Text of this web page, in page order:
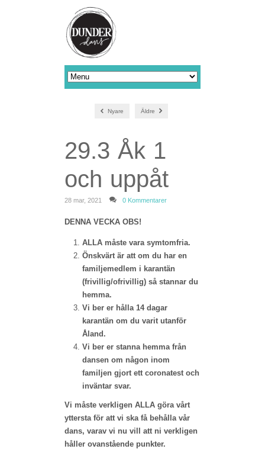
Nyare Äldre
29.3 Åk 1
och uppåt
28 mar, 2021 0 Kommentarer
DENNA VECKA OBS!
ALLA måste vara symtomfria.
Önskvärt är att om du har en
familjemedlem i karantän
(frivillig/ofrivillig) så stannar du
hemma.
Vi ber er hålla 14 dagar
karantän om du varit utanför
Åland.
Vi ber er stanna hemma från
dansen om någon inom
familjen gjort ett coronatest och
inväntar svar.
Vi måste verkligen ALLA göra vårt
yttersta för att vi ska få behålla vår
dans, varav vi nu vill att ni verkligen
håller ovanstående punkter.